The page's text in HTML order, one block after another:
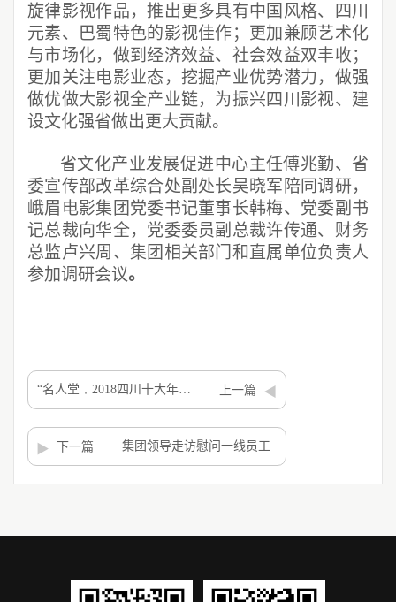
旋律影视作品，推出更多具有中国风格、四川
元素、巴蜀特色的影视佳作；更加兼顾艺术化
与市场化，做到经济效益、社会效益双丰收；
更加关注电影业态，挖掘产业优势潜力，做强
做优做大影视全产业链，为振兴四川影视、建
设文化强省做出更大贡献。
省文化产业发展促进中心主任傅兆勤、省
委宣传部改革综合处副处长吴晓军陪同调研，
峨眉电影集团党委书记董事长韩梅、党委副书
记总裁向华全，党委委员副总裁许传通、财务
总监卢兴周、集团相关部门和直属单位负责人
参加调研会议。
“名人堂﹒2018四川十大年度文化大事件”峨影列入候选榜单 上一篇
下一篇 集团领导走访慰问一线员工